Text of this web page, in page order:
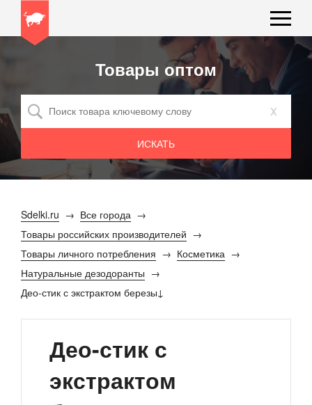
Товары оптом
x
Sdelki.ru
Все города
Товары российских производителей
Товары личного потребления
Косметика
Натуральные дезодоранты
Део-стик с экстрактом березы
Део-стик с
экстрактом